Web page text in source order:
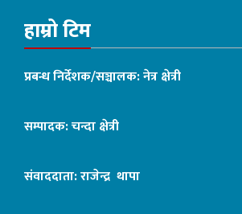
हाम्रो टिम
प्रबन्ध निर्देशक/सञ्चालक: नेत्र क्षेत्री
सम्पादक: चन्दा क्षेत्री
संवाददाता: राजेन्द्र थापा